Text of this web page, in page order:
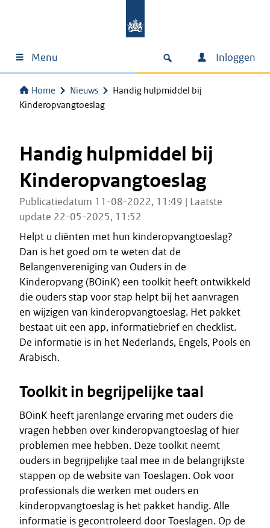
Menu Inloggen
Home Nieuws
Handig hulpmiddel bij
Kinderopvangtoeslag
Handig hulpmiddel bij
Kinderopvangtoeslag
Publicatiedatum 11-08-2022, 11:49 | Laatste
update 22-05-2025, 11:52
Helpt u cliënten met hun kinderopvangtoeslag?
Dan is het goed om te weten dat de
Belangenvereniging van Ouders in de
Kinderopvang (BOinK) een toolkit heeft ontwikkeld
die ouders stap voor stap helpt bij het aanvragen
en wijzigen van kinderopvangtoeslag. Het pakket
bestaat uit een app, informatiebrief en checklist.
De informatie is in het Nederlands, Engels, Pools en
Arabisch.
Toolkit in begrijpelijke taal
BOinK heeft jarenlange ervaring met ouders die
vragen hebben over kinderopvangtoeslag of hier
problemen mee hebben. Deze toolkit neemt
ouders in begrijpelijke taal mee in de belangrijkste
stappen op de website van Toeslagen. Ook voor
professionals die werken met ouders en
kinderopvangtoeslag is het pakket handig. Alle
informatie is gecontroleerd door Toeslagen. Op de